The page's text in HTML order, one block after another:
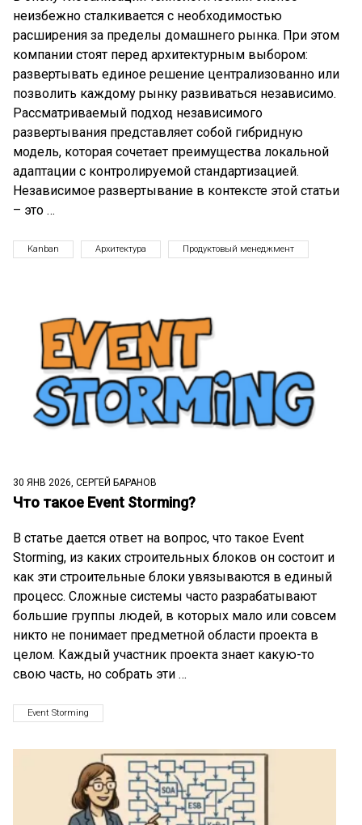
неизбежно сталкивается с необходимостью
расширения за пределы домашнего рынка. При этом
компании стоят перед архитектурным выбором:
развертывать единое решение централизованно или
позволить каждому рынку развиваться независимо.
Рассматриваемый подход независимого
развертывания представляет собой гибридную
модель, которая сочетает преимущества локальной
адаптации с контролируемой стандартизацией.
Независимое развертывание в контексте этой статьи
– это …
Kanban Архитектура Продуктовый менеджмент
30 ЯНВ 2026, СЕРГЕЙ БАРАНОВ
Что такое Event Storming?
В статье дается ответ на вопрос, что такое Event
Storming, из каких строительных блоков он состоит и
как эти строительные блоки увязываются в единый
процесс. Сложные системы часто разрабатывают
большие группы людей, в которых мало или совсем
никто не понимает предметной области проекта в
целом. Каждый участник проекта знает какую-то
свою часть, но собрать эти …
Event Storming